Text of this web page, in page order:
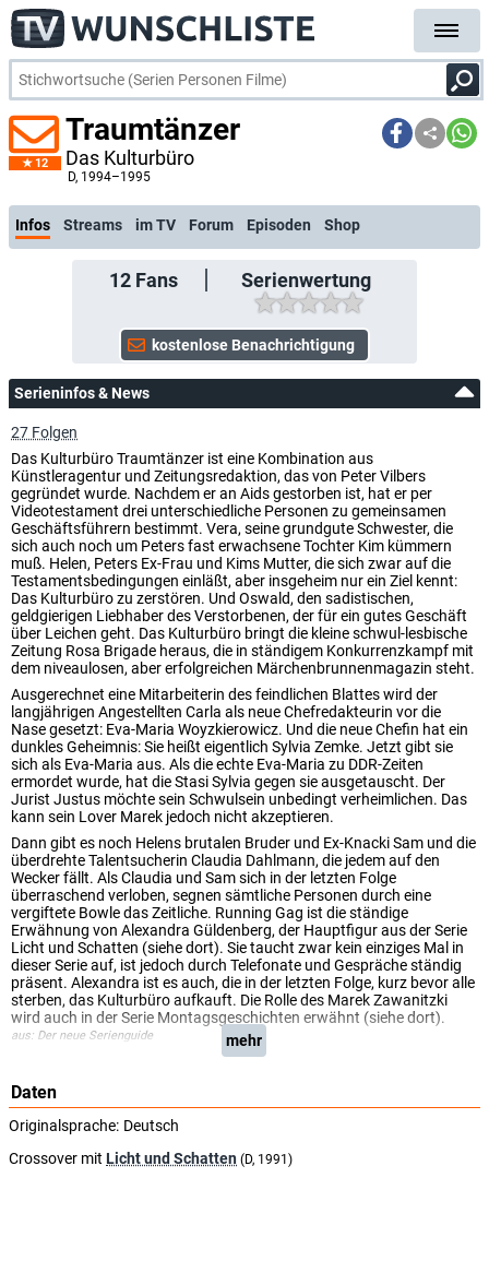
12
Traumtänzer
Das Kulturbüro
D, 1994–1995
kostenlose E-M
Infos Streams im TV Forum Episoden Shop
12Fans Serienwertung
Serieninfos & News
27 Folgen
Das Kulturbüro Traumtänzer ist eine Kombination aus
Künstleragentur und Zeitungsredaktion, das von Peter Vilbers
gegründet wurde. Nachdem er an Aids gestorben ist, hat er per
Videotestament drei unterschiedliche Personen zu gemeinsamen
Geschäftsführern bestimmt. Vera, seine grundgute Schwester, die
sich auch noch um Peters fast erwachsene Tochter Kim kümmern
muß. Helen, Peters Ex-Frau und Kims Mutter, die sich zwar auf die
Testamentsbedingungen einläßt, aber insgeheim nur ein Ziel kennt:
Das Kulturbüro zu zerstören. Und Oswald, den sadistischen,
geldgierigen Liebhaber des Verstorbenen, der für ein gutes Geschäft
über Leichen geht. Das Kulturbüro bringt die kleine schwul-lesbische
Zeitung Rosa Brigade heraus, die in ständigem Konkurrenzkampf mit
dem niveaulosen, aber erfolgreichen Märchenbrunnenmagazin steht.
Ausgerechnet eine Mitarbeiterin des feindlichen Blattes wird der
langjährigen Angestellten Carla als neue Chefredakteurin vor die
Nase gesetzt: Eva-Maria Woyzkierowicz. Und die neue Chefin hat ein
dunkles Geheimnis: Sie heißt eigentlich Sylvia Zemke. Jetzt gibt sie
sich als Eva-Maria aus. Als die echte Eva-Maria zu DDR-Zeiten
ermordet wurde, hat die Stasi Sylvia gegen sie ausgetauscht. Der
Jurist Justus möchte sein Schwulsein unbedingt verheimlichen. Das
kann sein Lover Marek jedoch nicht akzeptieren.
Dann gibt es noch Helens brutalen Bruder und Ex-Knacki Sam und die
überdrehte Talentsucherin Claudia Dahlmann, die jedem auf den
Wecker fällt. Als Claudia und Sam sich in der letzten Folge
überraschend verloben, segnen sämtliche Personen durch eine
vergiftete Bowle das Zeitliche. Running Gag ist die ständige
Erwähnung von Alexandra Güldenberg, der Hauptfigur aus der Serie
Licht und Schatten (siehe dort). Sie taucht zwar kein einziges Mal in
dieser Serie auf, ist jedoch durch Telefonate und Gespräche ständig
präsent. Alexandra ist es auch, die in der letzten Folge, kurz bevor alle
sterben, das Kulturbüro aufkauft. Die Rolle des Marek Zawanitzki
wird auch in der Serie Montagsgeschichten erwähnt (siehe dort).
aus: Der neue Serienguide mehr
Daten
Originalsprache: Deutsch
Crossover mit Licht und Schatten (D, 1991)